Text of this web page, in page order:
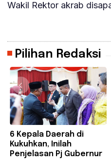
Wakil Rektor akrab
Pilihan Redaksi
6 Kepala Daerah di
Kukuhkan, Inilah
Penjelasan Pj Gubernur